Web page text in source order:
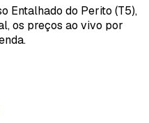
Entalhado do Perito (T5),
os preços ao vivo por